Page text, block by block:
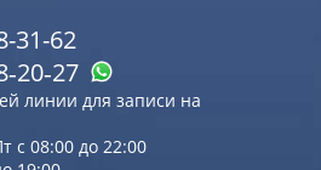
31-62
линии для записи на
с 08:00 до 22:00